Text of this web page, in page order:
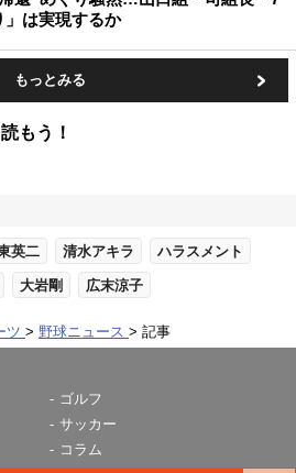
は実現するか
もっとみる
もう！
英二 清水アキラ ハラスメント
大岩剛 広末涼子
ツ 野球ニュース 記事
ゴルフ
サッカー
コラム